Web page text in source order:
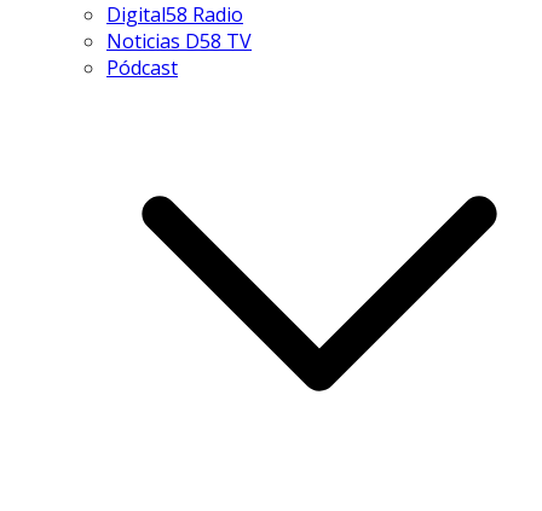
Digital58 Radio
Noticias D58 TV
Pódcast